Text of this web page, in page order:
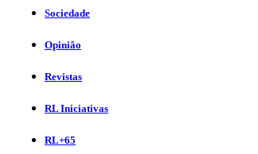
Sociedade
Opinião
Revistas
RL Iniciativas
RL+65